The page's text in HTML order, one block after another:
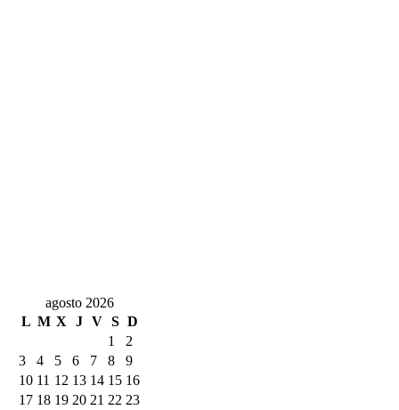
agosto 2026
L M X J V S D
1
2
3
4 5 6 7 8
9
10 11 12 13 14 15 16
17 18 19 20 21 22 23